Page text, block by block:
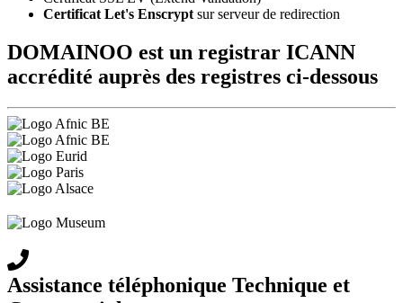
Certificat Let's Enscrypt sur serveur de redirection
DOMAINOO est un registrar ICANN
accrédité auprès des registres ci-dessous
Assistance téléphonique Technique et